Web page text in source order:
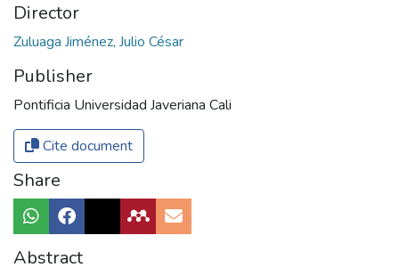
Director
Zuluaga Jiménez, Julio César
Publisher
Pontificia Universidad Javeriana Cali
Cite document
Share
Abstract